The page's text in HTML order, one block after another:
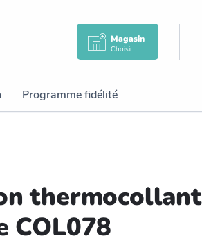
Magasin
Choisir
Programme fidélité
thermocollant
COL078